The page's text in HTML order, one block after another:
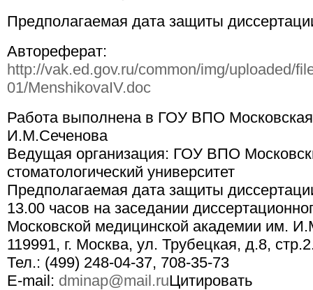
Предполагаемая дата защиты
Автореферат:
http://vak.ed.gov.ru/common/img/uploaded/
01/MenshikovaIV.doc
Работа выполнена в ГОУ ВПО
И.М.Сеченова
Ведущая организация: ГОУ ВПО
стоматологический университет
Предполагаемая дата защиты
13.00 часов на заседании
Московской медицинской академии им.
119991, г. Москва, ул. Трубецкая, д.8,
Тел.: (499) 248-04-37, 708-35-73
E-mail: dminap@mail.ruЦитировать